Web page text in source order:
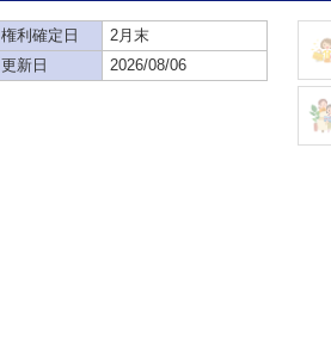
権利確定日
2月末
更新日
2026/08/06